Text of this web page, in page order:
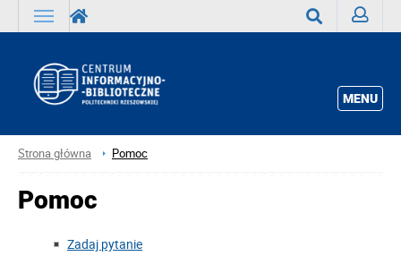
MENU
Strona główna Pomoc
Pomoc
Zadaj pytanie